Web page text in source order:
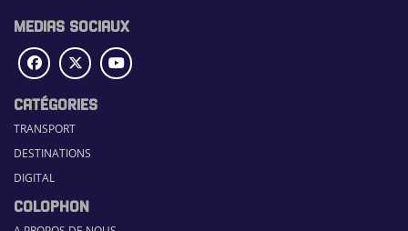
MEDIAS SOCIAUX
CATÉGORIES
TRANSPORT
DESTINATIONS
DIGITAL
COLOPHON